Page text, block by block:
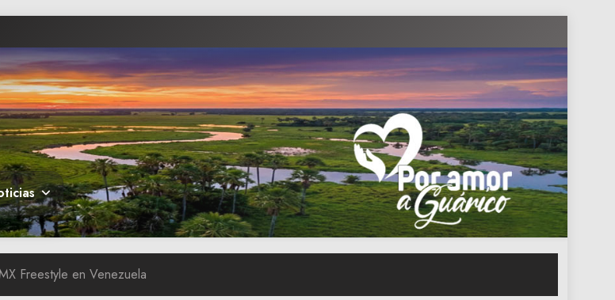
Freestyle en Venezuela